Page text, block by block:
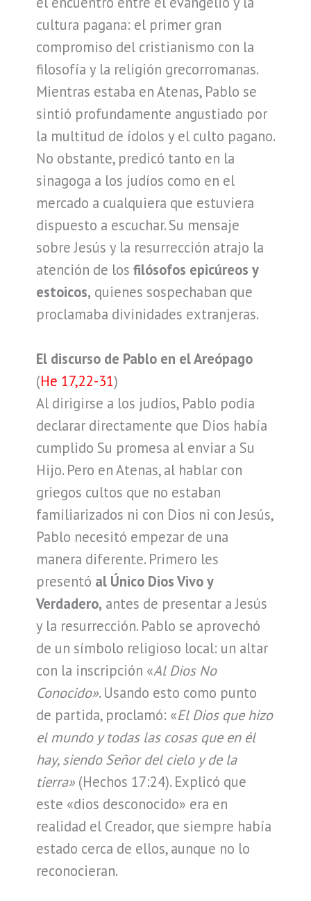
cultura pagana: el primer gran
compromiso del cristianismo con la
filosofía y la religión grecorromanas.
Mientras estaba en Atenas, Pablo se
sintió profundamente angustiado por
la multitud de ídolos y el culto pagano.
No obstante, predicó tanto en la
sinagoga a los judíos como en el
mercado a cualquiera que estuviera
dispuesto a escuchar. Su mensaje
sobre Jesús y la resurrección atrajo la
atención de los filósofos epicúreos y
estoicos, quienes sospechaban que
proclamaba divinidades extranjeras.
El discurso de Pablo en el Areópago
(He 17,22-31)
Al dirigirse a los judíos, Pablo podía
declarar directamente que Dios había
cumplido Su promesa al enviar a Su
Hijo. Pero en Atenas, al hablar con
griegos cultos que no estaban
familiarizados ni con Dios ni con Jesús,
Pablo necesitó empezar de una
manera diferente. Primero les
presentó al Único Dios Vivo y
Verdadero, antes de presentar a Jesús
y la resurrección. Pablo se aprovechó
de un símbolo religioso local: un altar
con la inscripción «Al Dios No
Conocido». Usando esto como punto
de partida, proclamó: «El Dios que hizo
el mundo y todas las cosas que en él
hay, siendo Señor del cielo y de la
tierra»(Hechos 17:24). Explicó que
este «dios desconocido» era en
realidad el Creador, que siempre había
estado cerca de ellos, aunque no lo
reconocieran.